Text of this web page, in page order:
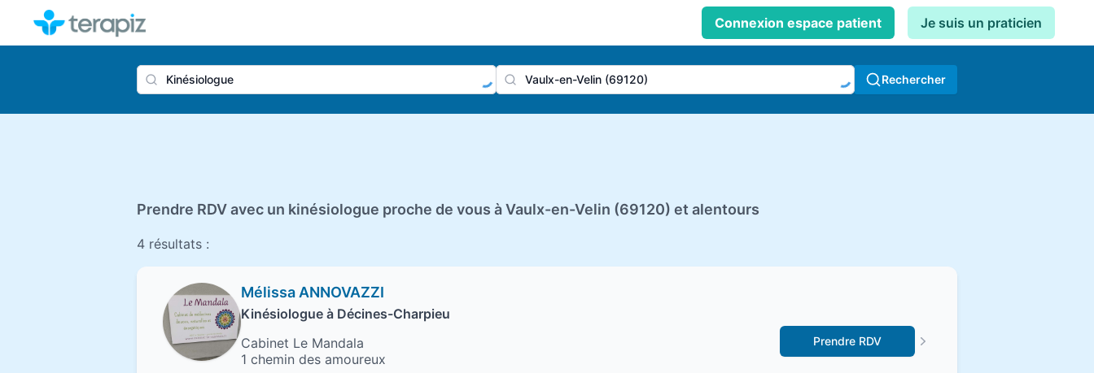
Connexion espace patient Je suis un praticien
Rechercher
Prendre RDV avec un kinésiologue proche de vous à Vaulx-en-Velin (69120) et alentours
4 résultats :
Mélissa ANNOVAZZI
Kinésiologue à Décines-Charpieu
Cabinet Le Mandala
1 chemin des amoureux
Prendre RDV